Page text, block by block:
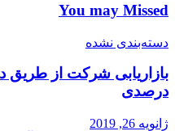
You may Missed
دسته‌بندی نشده
بازاریابی شرکت از
درصدی
ژانویه 26, 2019